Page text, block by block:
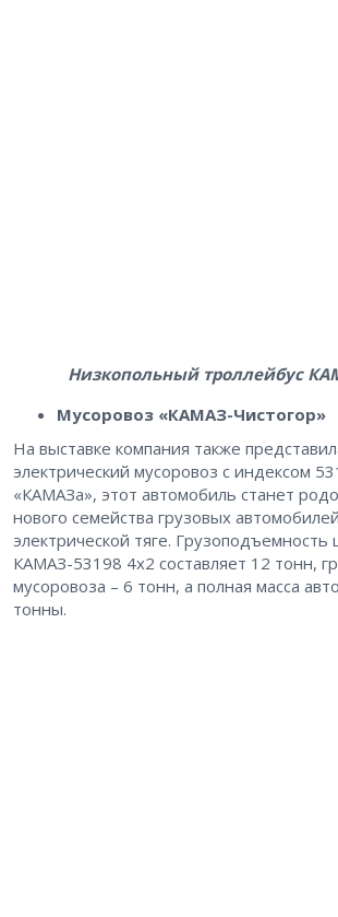
Низкопольный троллейбус
Мусоровоз «КАМАЗ-Чистогор»
На выставке компания также
электрический мусоровоз с индексом
«КАМАЗа», этот автомобиль станет
нового семейства грузовых
электрической тяге. Грузоподъемность
КАМАЗ-53198 4х2 составляет 12 тонн,
мусоровоза – 6 тонн, а полная масса
тонны.